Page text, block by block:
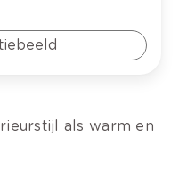
als warm en